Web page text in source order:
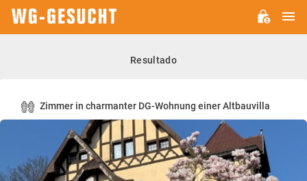
Resultado
Zimmer in charmanter DG-Wohnung einer Altbauvilla